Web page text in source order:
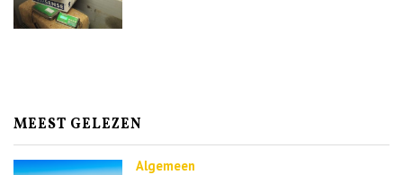
MEEST GELEZEN
Algemeen